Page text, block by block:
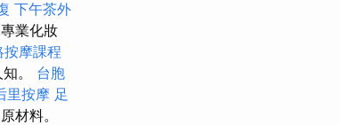
下午茶外
業化妝
摩課程
。 台胞
里按摩 足
材料。